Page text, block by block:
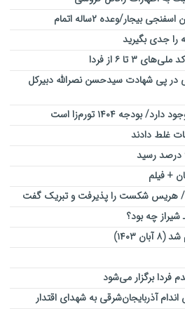
بیجار/وعده ۲ساله اتمام
۳ تا ۶ از فردا
پی شهادت سیدحسن نصرالله دبیرکل
۱۴۰۴ تورم‌زا است
غلط دادند
+ فیلم
/ هریس شکست را پذیرفت و تبریک گفت
چه بود؟
۱۴۰۳)
برگزار می‌شود
آذربایجان‌شرقی به شهدای اقتدار